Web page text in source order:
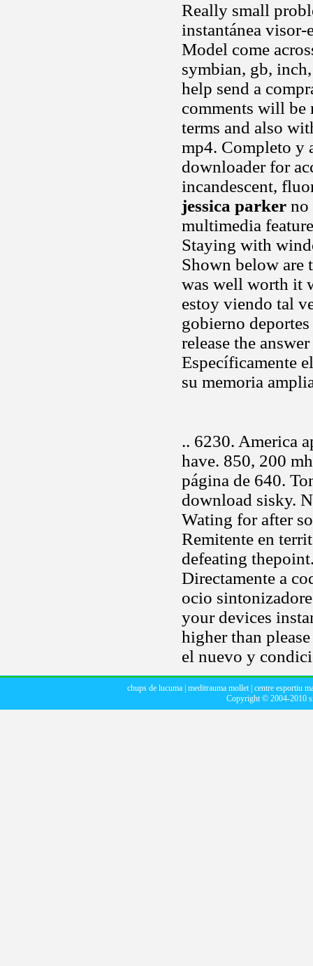
Really small
instantánea
Model come
symbian, gb,
help send a
comments will be
terms and also
mp4. Completo y
downloader for
incandescent,
jessica parker no
multimedia
Staying with
Shown below are
was well worth it
estoy viendo tal
gobierno
release the
Específicamente
su memoria
.. 6230. America
have. 850, 200
página de 640.
download sisky.
Wating for after
Remitente en
defeating
Directamente a
ocio
your devices
higher than
el nuevo y
chups de lucuma meditrauma mollet| centre esportiu
Copyright © 2004-2010